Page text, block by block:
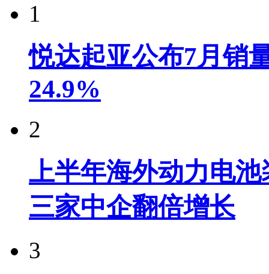
1
悦达起亚公布7月销
24.9%
2
上半年海外动力电
三家中企翻倍增长
3